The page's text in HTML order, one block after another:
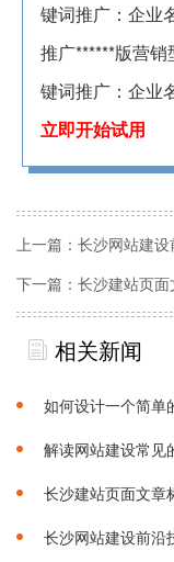
键词推广：企业
推广******版营
键词推广：企业
立即开始试用
上一篇： 长沙网站建
下一篇： 长沙建站页面
相关新闻
如何设计一个简单
解读网站建设常见
长沙建站页面文章
长沙网站建设前沿